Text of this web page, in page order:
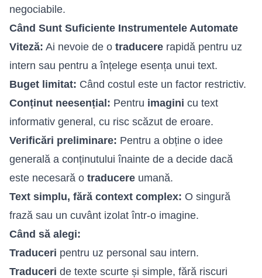
negociabile.
Când Sunt Suficiente Instrumentele Automate
Viteză: Ai nevoie de o traducere rapidă pentru uz
intern sau pentru a înțelege esența unui text.
Buget limitat: Când costul este un factor restrictiv.
Conținut neesențial: Pentru imagini cu text
informativ general, cu risc scăzut de eroare.
Verificări preliminare: Pentru a obține o idee
generală a conținutului înainte de a decide dacă
este necesară o traducere umană.
Text simplu, fără context complex: O singură
frază sau un cuvânt izolat într-o imagine.
Când să alegi:
Traduceri pentru uz personal sau intern.
Traduceri de texte scurte și simple, fără riscuri